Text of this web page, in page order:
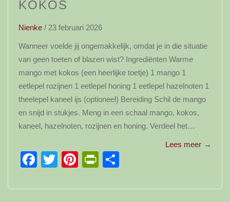
KOKOS
Nienke / 23 februari 2026
Wanneer voelde jij ongemakkelijk, omdat je in die situatie
van geen toeten of blazen wist? Ingrediënten Warme
mango met kokos (een heerlijke toetje) 1 mango 1
eetlepel rozijnen 1 eetlepel honing 1 eetlepel hazelnoten 1
theelepel kaneel ijs (optioneel) Bereiding Schil de mango
en snijd in stukjes. Meng in een schaal mango, kokos,
kaneel, hazelnoten, rozijnen en honing. Verdeel het…
Lees meer →
Facebook
TwitterPinterest
PrintFriendly